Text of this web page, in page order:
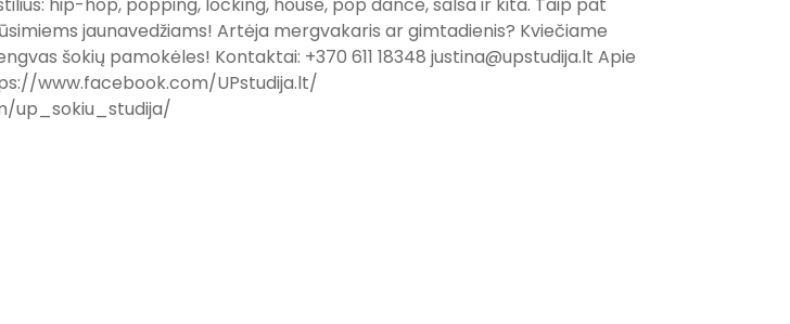
hip-hop, popping, locking, house, pop dance, salsa ir kita. Taip pat
jaunavedžiams! Artėja mergvakaris ar gimtadienis? Kviečiame
šokių pamokėles! Kontaktai: +370 611 18348 justina@upstudija.lt Apie
www.facebook.com/UPstudija.lt/
up_sokiu_studija/